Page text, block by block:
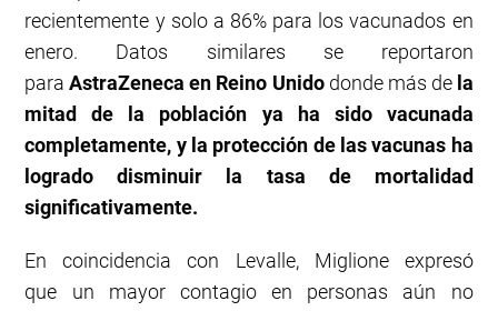
recientemente y solo a 86% para los vacunados en
enero. Datos similares se reportaron
paraAstraZeneca en Reino Unido donde más de la
mitad de la población ya ha sido vacunada
completamente, y la protección de las vacunas ha
logrado disminuir la tasa de mortalidad
significativamente.
En coincidencia con Levalle, Miglione expresó
que un mayor contagio en personas aún no